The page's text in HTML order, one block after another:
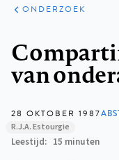
ARTIKELEN
ONDERZOEK
ONDERZOEK
van
28 OKTOBER 1987
R.J.A. Estourgie
Leestijd 15 minuten